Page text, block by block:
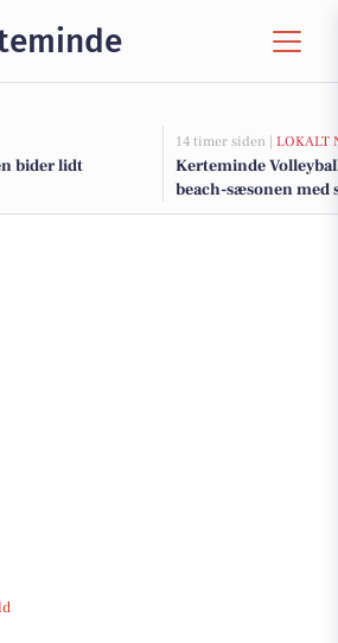
bider lidt
14 timer siden | LOKALT
Kerteminde
beach-sæsonen med
Boldklub: Manglende skarphed koster mod